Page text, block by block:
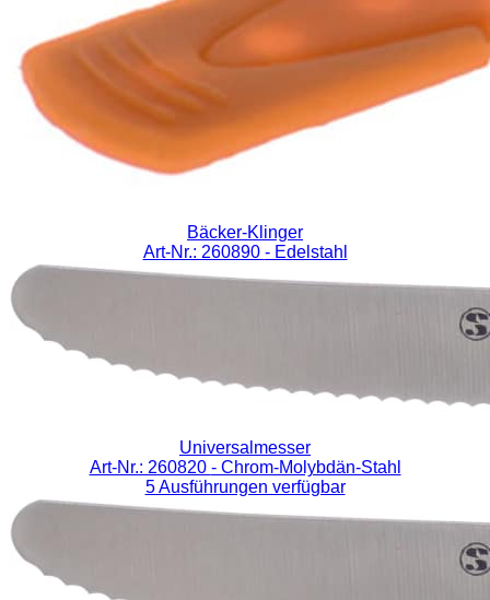
Bäcker-Klinger
Art-Nr.: 260890 - Edelstahl
Universalmesser
Art-Nr.: 260820 - Chrom-Molybdän-Stahl
5 Ausführungen verfügbar